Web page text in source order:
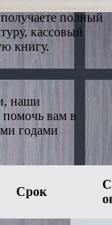
полный
кассовый
книгу.
наши
помочь вам в
годами
Срок